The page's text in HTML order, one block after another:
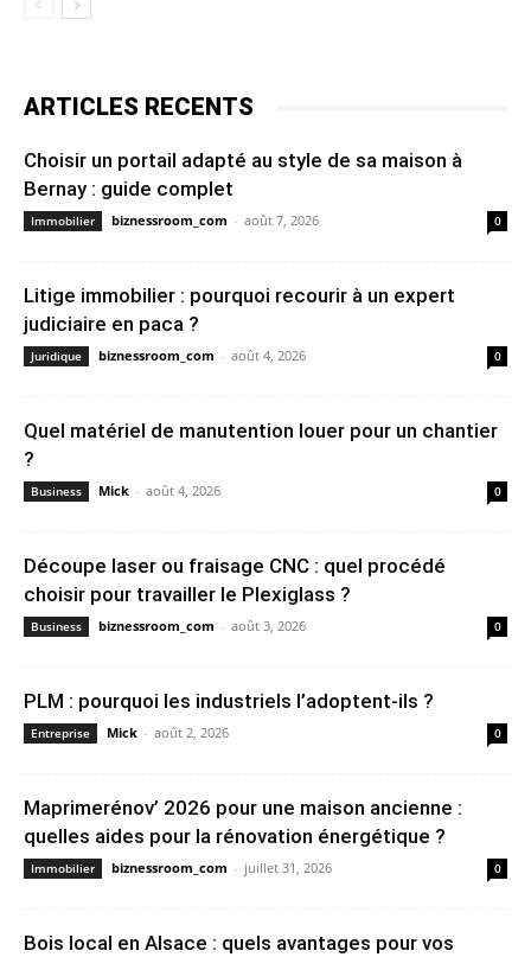
ARTICLES RECENTS
Choisir un portail adapté au style de sa maison à
Bernay : guide complet
Immobilier biznessroom_com - août 7, 2026 0
Litige immobilier : pourquoi recourir à un expert
judiciaire en paca ?
Juridique biznessroom_com - août 4, 2026 0
Quel matériel de manutention louer pour un chantier
?
Business Mick - août 4, 2026 0
Découpe laser ou fraisage CNC : quel procédé
choisir pour travailler le Plexiglass ?
Business biznessroom_com - août 3, 2026 0
PLM : pourquoi les industriels l’adoptent-ils ?
Entreprise Mick - août 2, 2026 0
Maprimerénov’ 2026 pour une maison ancienne :
quelles aides pour la rénovation énergétique ?
Immobilier biznessroom_com - juillet 31, 2026 0
Bois local en Alsace : quels avantages pour vos